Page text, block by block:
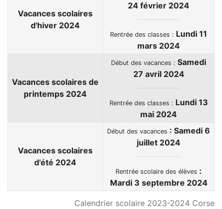
Calendrier scolaire 2023-2024 Corse
Vacances scolaires
d'hiver 2024
24 février 2024
Rentrée des classes : Lundi 11
mars 2024
Vacances scolaires de
printemps 2024
Début des vacances : Samedi
27 avril 2024
Rentrée des classes : Lundi 13
mai 2024
Vacances scolaires
d'été 2024
Début des vacances : Samedi 6
juillet 2024
Rentrée scolaire des élèves :
Mardi 3 septembre 2024